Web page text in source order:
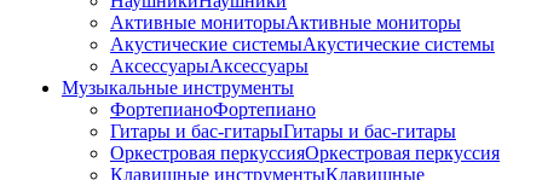
Активные мониторыАктивные мониторы
Акустические системыАкустические системы
АксессуарыАксессуары
Музыкальные инструменты
ФортепианоФортепиано
Гитары и бас-гитарыГитары и бас-гитары
Оркестровая перкуссияОркестровая перкуссия
Клавишные инструментыКлавишные